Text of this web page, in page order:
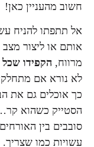
חשוב מהעניין כאן!
אל תתפתו להניח
אותם או ליצור מצב
מרווח,הקפידו שכל
לא נורא אם
כך אוכלים גם את
הסטייק כשהוא קר…
סובבים בין האורחים
עשויות כמו שצריך.